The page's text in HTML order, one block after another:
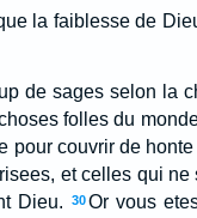
la faiblesse de
de sages selon la
folles du
pour couvrir de
et celles qui ne
Dieu. 30Or vous